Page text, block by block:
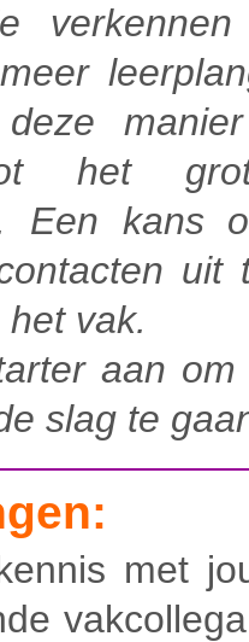
het
Een kans
uit
vak.
aan
slag te
met